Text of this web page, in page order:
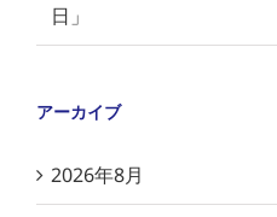
日」
アーカイブ
2026年8月